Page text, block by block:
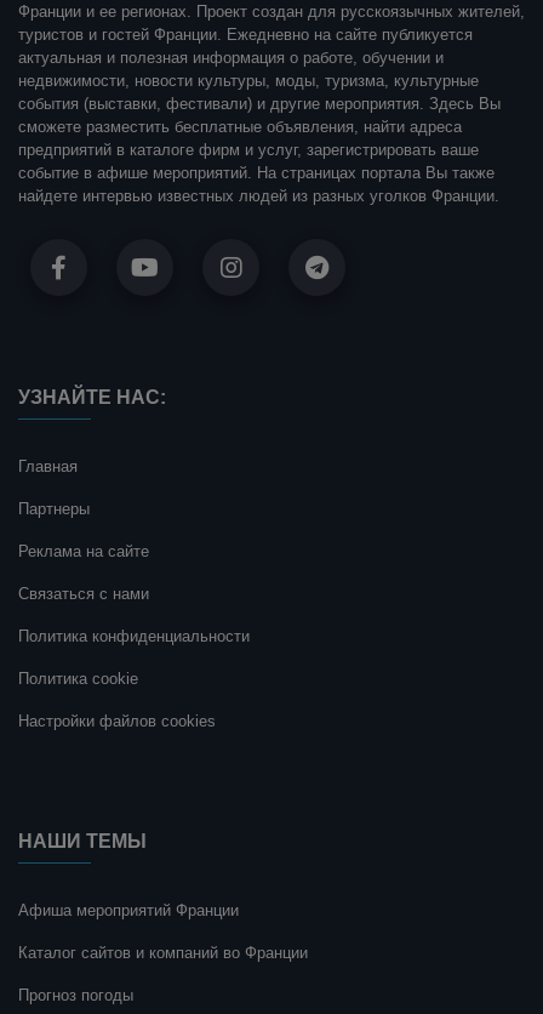
Франции и ее регионах. Проект создан для русскоязычных жителей,
туристов и гостей Франции. Ежедневно на сайте публикуется
актуальная и полезная информация о работе, обучении и
недвижимости, новости культуры, моды, туризма, культурные
события (выставки, фестивали) и другие мероприятия. Здесь Вы
сможете разместить бесплатные объявления, найти адреса
предприятий в каталоге фирм и услуг, зарегистрировать ваше
событие в афише мероприятий. На страницах портала Вы также
найдете интервью известных людей из разных уголков Франции.
УЗНАЙТЕ НАС:
Главная
Партнеры
Реклама на сайте
Связаться с нами
Политика конфиденциальности
Политика cookie
Настройки файлов cookies
НАШИ ТЕМЫ
Афиша мероприятий Франции
Каталог сайтов и компаний во Франции
Прогноз погоды